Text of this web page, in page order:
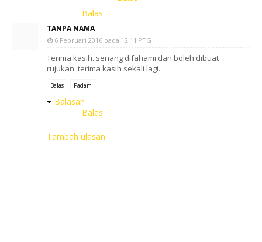
Balas
TANPA NAMA
6 Februari 2016 pada 12:11 PTG
Terima kasih..senang difahami dan boleh dibuat
rujukan..terima kasih sekali lagi.
Balas Padam
Balasan
Balas
Tambah ulasan